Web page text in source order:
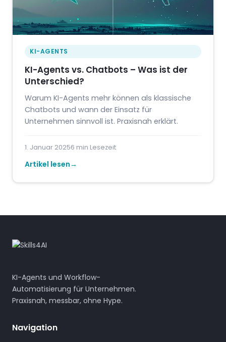
KI-AGENTS
KI-Agents vs. Chatbots – Was ist der
Unterschied?
Warum KI-Agents mehr können als klassische
Chatbots und wann der Einsatz für
Unternehmen sinnvoll ist. Praxisnah erklärt.
1. Januar 20256 min Lesezeit
Artikel lesen
KI-Agents und Workflow-
Automatisierung für Unternehmen.
Praxisnah, messbar, ohne Hype.
Navigation